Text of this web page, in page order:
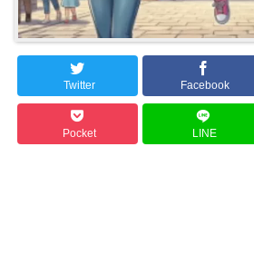
Twitter Facebook
Pocket LINE